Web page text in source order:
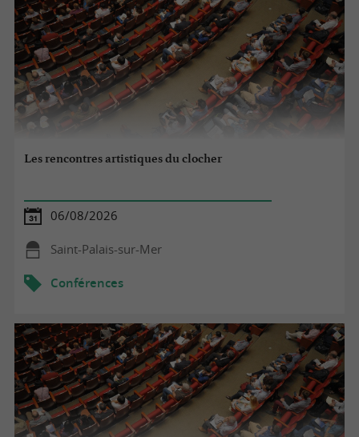
Les rencontres artistiques du clocher
06/08/2026
Saint-Palais-sur-Mer
Conférences